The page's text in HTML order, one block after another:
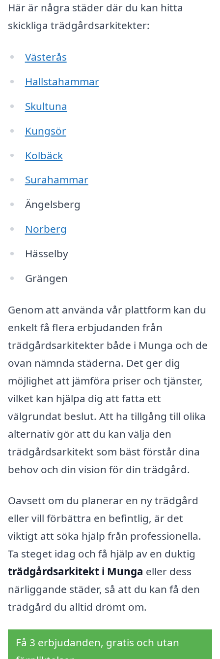
Här är några städer där du kan hitta
skickliga trädgårdsarkitekter:
Västerås
Hallstahammar
Skultuna
Kungsör
Kolbäck
Surahammar
Ängelsberg
Norberg
Hässelby
Grängen
Genom att använda vår plattform kan du
enkelt få flera erbjudanden från
trädgårdsarkitekter både i Munga och de
ovan nämnda städerna. Det ger dig
möjlighet att jämföra priser och tjänster,
vilket kan hjälpa dig att fatta ett
välgrundat beslut. Att ha tillgång till olika
alternativ gör att du kan välja den
trädgårdsarkitekt som bäst förstår dina
behov och din vision för din trädgård.
Oavsett om du planerar en ny trädgård
eller vill förbättra en befintlig, är det
viktigt att söka hjälp från professionella.
Ta steget idag och få hjälp av en duktig
trädgårdsarkitekt i Munga eller dess
närliggande städer, så att du kan få den
trädgård du alltid drömt om.
Få 3 erbjudanden, gratis och utan